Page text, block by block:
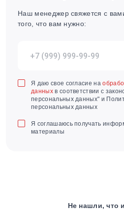
Наш менеджер свяжется с
того, что вам нужно:
Я даю свое согласие на
данныхв соответствии с
персональных данных" и
персональных данных
Я соглашаюсь получать
материалы
Не нашли, что